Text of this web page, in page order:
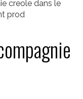
creole dans le
prod